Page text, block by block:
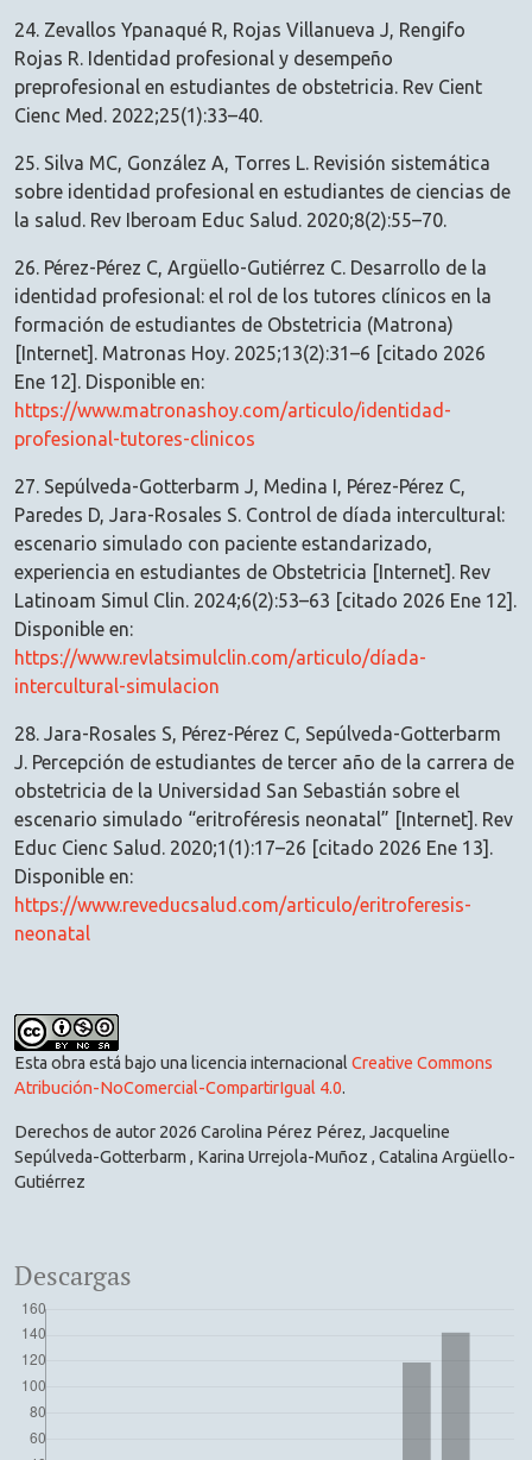
24. Zevallos Ypanaqué R, Rojas Villanueva J, Rengifo
Rojas R. Identidad profesional y desempeño
preprofesional en estudiantes de obstetricia. Rev Cient
Cienc Med. 2022;25(1):33–40.
25. Silva MC, González A, Torres L. Revisión sistemática
sobre identidad profesional en estudiantes de ciencias de
la salud. Rev Iberoam Educ Salud. 2020;8(2):55–70.
26. Pérez-Pérez C, Argüello-Gutiérrez C. Desarrollo de la
identidad profesional: el rol de los tutores clínicos en la
formación de estudiantes de Obstetricia (Matrona)
[Internet]. Matronas Hoy. 2025;13(2):31–6 [citado 2026
Ene 12]. Disponible en:
https://www.matronashoy.com/articulo/identidad-
profesional-tutores-clinicos
27. Sepúlveda-Gotterbarm J, Medina I, Pérez-Pérez C,
Paredes D, Jara-Rosales S. Control de díada intercultural:
escenario simulado con paciente estandarizado,
experiencia en estudiantes de Obstetricia [Internet]. Rev
Latinoam Simul Clin. 2024;6(2):53–63 [citado 2026 Ene 12].
Disponible en:
https://www.revlatsimulclin.com/articulo/díada-
intercultural-simulacion
28. Jara-Rosales S, Pérez-Pérez C, Sepúlveda-Gotterbarm
J. Percepción de estudiantes de tercer año de la carrera de
obstetricia de la Universidad San Sebastián sobre el
escenario simulado “eritroféresis neonatal” [Internet]. Rev
Educ Cienc Salud. 2020;1(1):17–26 [citado 2026 Ene 13].
Disponible en:
https://www.reveducsalud.com/articulo/eritroferesis-
neonatal
Esta obra está bajo una licencia internacional Creative Commons
Atribución-NoComercial-CompartirIgual 4.0.
Derechos de autor 2026 Carolina Pérez Pérez, Jacqueline
Sepúlveda-Gotterbarm , Karina Urrejola-Muñoz , Catalina Argüello-
Gutiérrez
Descargas